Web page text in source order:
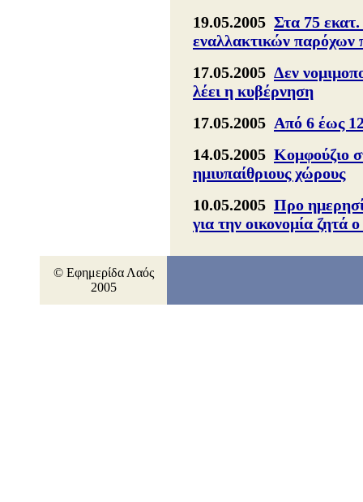
19.05.2005 Στα 75
εναλλακτικών
17.05.2005 Δεν
λέει η κυβέρνηση
17.05.2005 Από 6 έως
14.05.2005 Κομφούζιο
ημιυπαίθριους χώρους
10.05.2005 Προ
για την οικονομία
© Εφημερίδα Λαός
2005